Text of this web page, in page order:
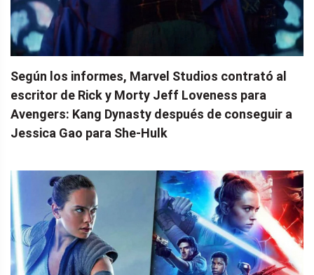
Según los informes, Marvel Studios contrató al
escritor de Rick y Morty Jeff Loveness para
Avengers: Kang Dynasty después de conseguir a
Jessica Gao para She-Hulk